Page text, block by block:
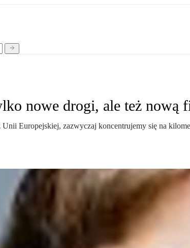
nowe drogi, ale też nową
Unii Europejskiej, zazwyczaj koncentrujemy się na